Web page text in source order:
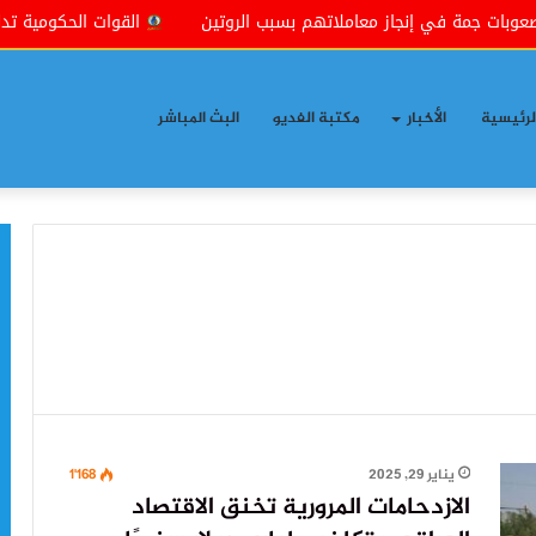
معاملاتهم بسبب الروتين القوات الحكومية تداهم عدة
الأخبار مكتبة الفديو البث المباشر
يناير 29, 2025 1٬168
الازدحامات المرورية تخنق الاقتصاد